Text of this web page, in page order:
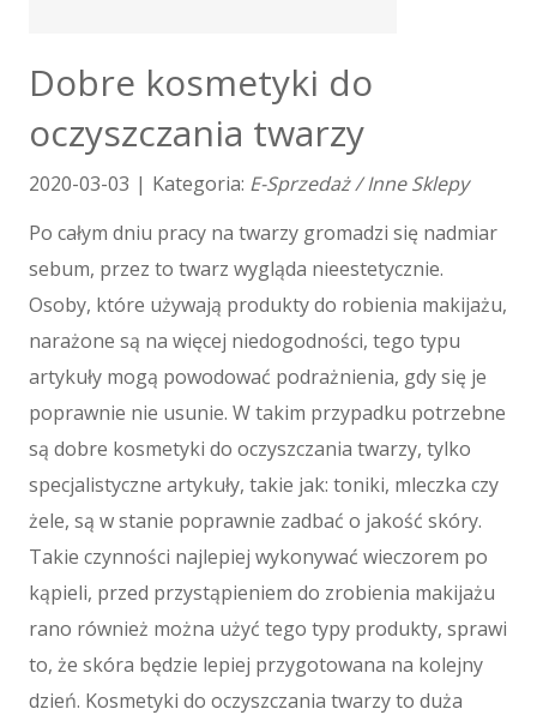
Biżuteria
Dla Dzieci
Wyposażenie Wnętrz
Wyposażenie Łazienki
Odzież
Sport
Elektronika, RTV, AGD
Art. Dla Zwierząt
Ogród, Rośliny
Chemia
Art. Spożywcze
Materiały Eksploatacyjne
Inne Sklepy
Maszyny
Maszyny
Narzędzia
Przemysł Metalowy
Spedycja
Dobre kosmetyki do
oczyszczania twarzy
2020-03-03 | Kategoria: E-Sprzedaż / Inne Sklepy
Po całym dniu pracy na twarzy gromadzi się nadmiar
sebum, przez to twarz wygląda nieestetycznie.
Osoby, które używają produkty do robienia makijażu,
narażone są na więcej niedogodności, tego typu
artykuły mogą powodować podrażnienia, gdy się je
poprawnie nie usunie. W takim przypadku potrzebne
są dobre kosmetyki do oczyszczania twarzy, tylko
specjalistyczne artykuły, takie jak: toniki, mleczka czy
żele, są w stanie poprawnie zadbać o jakość skóry.
Takie czynności najlepiej wykonywać wieczorem po
kąpieli, przed przystąpieniem do zrobienia makijażu
rano również można użyć tego typy produkty, sprawi
to, że skóra będzie lepiej przygotowana na kolejny
dzień. Kosmetyki do oczyszczania twarzy to duża